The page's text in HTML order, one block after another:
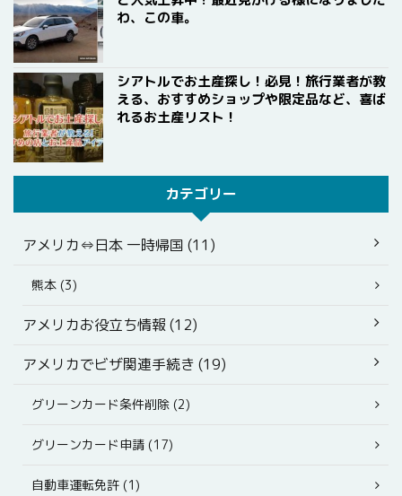
わ、この車。
シアトルでお土産探し！必見！旅行業者が教
える、おすすめショップや限定品など、喜ば
れるお土産リスト！
カテゴリー
アメリカ⇔日本 一時帰国 (11)
熊本 (3)
アメリカお役立ち情報 (12)
アメリカでビザ関連手続き (19)
グリーンカード条件削除 (2)
グリーンカード申請 (17)
自動車運転免許 (1)